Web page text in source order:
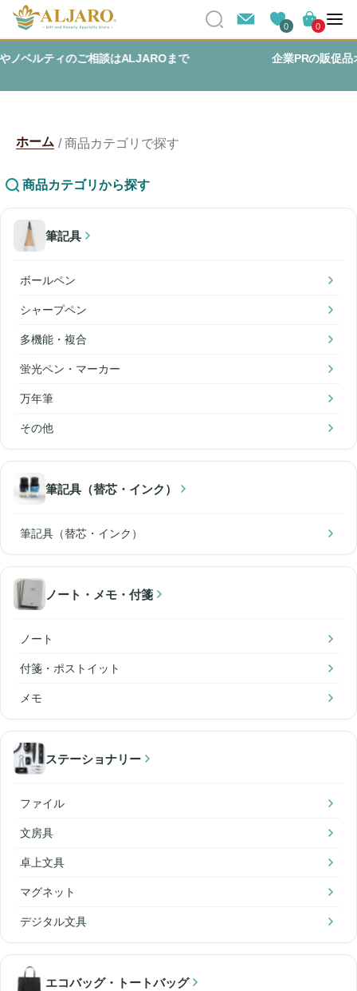
0 0
まで
企業PRの販促品オリジナル商品までご予算に
ホーム 商品カテゴリで探す
商品カテゴリから探す
筆記具
ボールペン
シャープペン
多機能・複合
蛍光ペン・マーカー
万年筆
その他
筆記具（替芯・インク）
筆記具（替芯・インク）
ノート・メモ・付箋
ノート
付箋・ポストイット
メモ
ステーショナリー
ファイル
文房具
卓上文具
マグネット
デジタル文具
エコバッグ・トートバッグ